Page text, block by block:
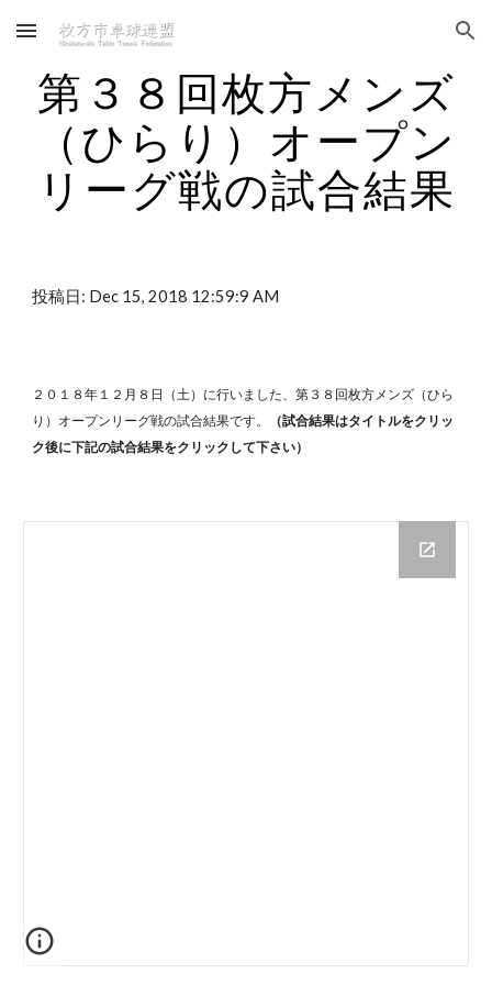
Skip to main content Skip to navigation
第３８回枚方メンズ
（ひらり）オープン
リーグ戦の試合結果
投稿日: Dec 15, 2018 12:59:9 AM
２０１８年１２月８日（土）に行いました、第３８回枚方メンズ（ひら
り）オープンリーグ戦の試合結果です。
（試合結果はタイトルをクリッ
ク後に下記の試合結果をクリックして下さい）